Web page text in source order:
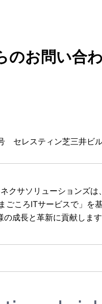
のお問い合
セレスティン芝三井ビ
クサソリューションズは、
ごころITサービスで」を
の成長と革新に貢献します